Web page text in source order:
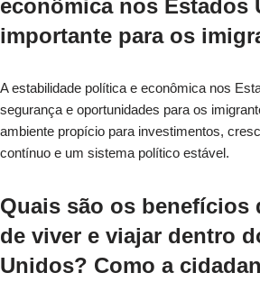
econômica nos Estados
importante para os
A estabilidade política e econômica nos
segurança e oportunidades para os
ambiente propício para investimentos,
contínuo e um sistema político estável.
Quais são os benefícios
de viver e viajar dentro
Unidos? Como a